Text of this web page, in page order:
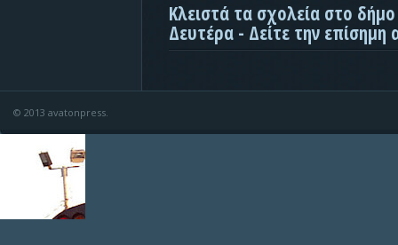
Κλειστά τα σχολεία στο
Δευτέρα - Δείτε την επίσημη
© 2013 avatonpress.